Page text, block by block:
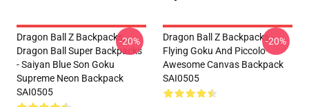
Dragon Ball Z Backpacks,
Dragon Ball Super Backpacks
- Saiyan Blue Son Goku
Supreme Neon Backpack
SAI0505
-20%
Dragon Ball Z Backpacks -
Flying Goku And Piccolo
Awesome Canvas Backpack
SAI0505
-20%